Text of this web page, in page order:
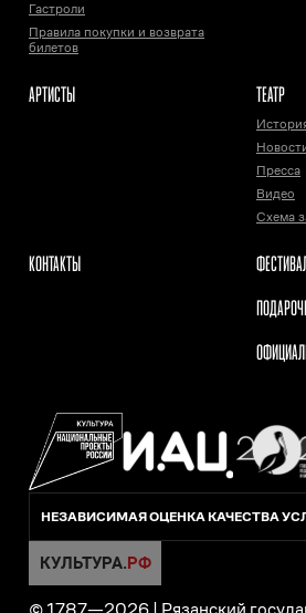
Гастроли
Правила покупки и возврата
билетов
АРТИСТЫ ТЕАТР
Пресса
Видео
Схема
КОНТАКТЫ
НЕЗАВИСИМАЯ ОЦЕНКА КАЧЕСТВА
© 1787—2026 Рязанский